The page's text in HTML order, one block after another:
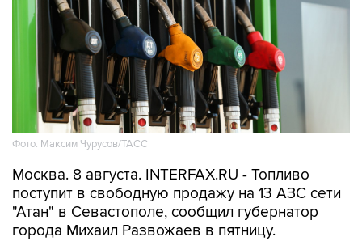
Фото: Максим Чурусов/ТАСС
Москва. 8 августа. INTERFAX.RU - Топливо
поступит в свободную продажу на 13 АЗС сети
"Атан" в Севастополе, сообщил губернатор
города Михаил Развожаев в пятницу.